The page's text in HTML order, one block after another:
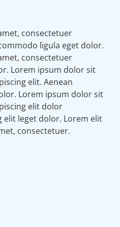
consectetuer
ligula eget dolor.
consectetuer
Lorem ipsum dolor sit
elit. Aenean
Lorem ipsum dolor sit
elit dolor
elit leget dolor. Lorem elit
consectetuer.